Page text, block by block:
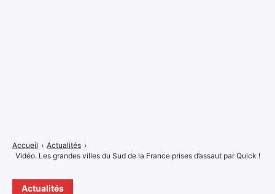
Actualités
Accueil › Actualités ›
Vidéo. Les grandes villes du Sud de la France prises d’assaut par Quick !